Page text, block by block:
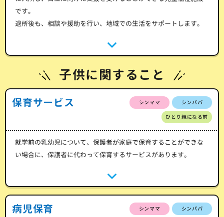
です。
退所後も、相談や援助を行い、地域での生活をサポートします。
子供に関すること
保育サービス シンママ シンパパ
ひとり親になる前
就学前の乳幼児について、保護者が家庭で保育することができな
い場合に、保護者に代わって保育するサービスがあります。
病児保育 シンママ シンパパ